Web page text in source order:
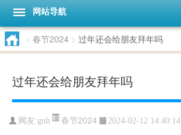
网站导航
> 春节2024 > 过年还会给朋友拜年吗
过年还会给朋友拜年吗
网友:gnh 春节2024 2024-02-12 14:40:14